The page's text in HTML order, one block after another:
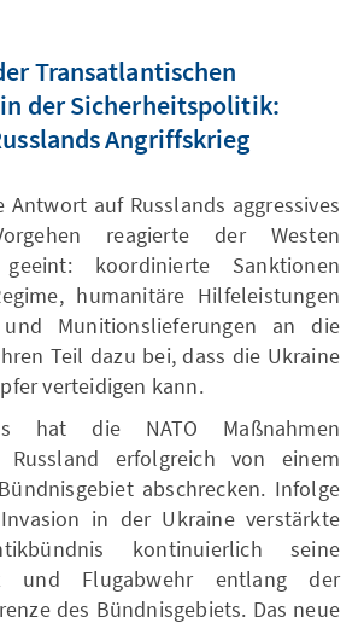
Transatlantischen
der Sicherheitspolitik:
Angriffskrieg
auf Russlands aggressives
reagierte der Westen
geeint: koordinierte Sanktionen
humanitäre Hilfeleistungen
Munitionslieferungen an die
Teil dazu bei, dass die Ukraine
verteidigen kann.
hat die NATO Maßnahmen
erfolgreich von einem
abschrecken. Infolge
in der Ukraine verstärkte
kontinuierlich seine
und Flugabwehr entlang der
des Bündnisgebiets. Das neue